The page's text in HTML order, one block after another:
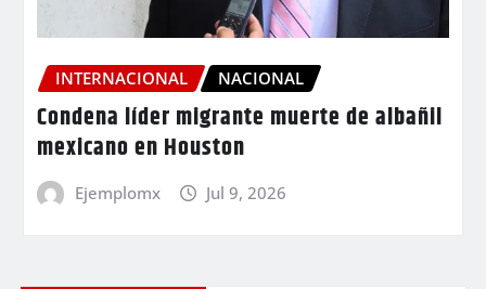
INTERNACIONAL NACIONAL
Condena líder migrante muerte de albañil
mexicano en Houston
Ejemplomx Jul 9, 2026